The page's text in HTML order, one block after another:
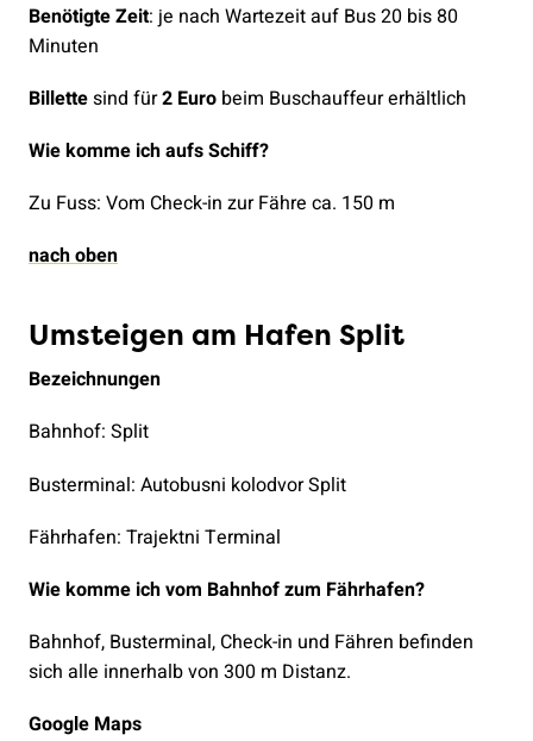
Benötigte Zeit: je nach Wartezeit auf Bus 20 bis 80
Minuten
Billettesind für2 Euro beim Buschauffeur erhältlich
Wie komme ich aufs Schiff?
Zu Fuss: Vom Check-in zur Fähre ca. 150 m
nach oben
Umsteigen am Hafen Split
Bezeichnungen
Bahnhof: Split
Busterminal: Autobusni kolodvor Split
Fährhafen: Trajektni Terminal
Wie komme ich vom Bahnhof zum Fährhafen?
Bahnhof, Busterminal, Check-in und Fähren befinden
sich alle innerhalb von 300 m Distanz.
Google Maps